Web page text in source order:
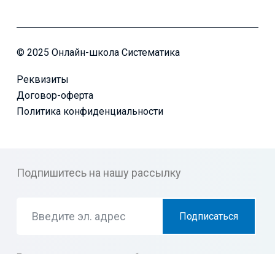
© 2025 Онлайн-школа Систематика
Реквизиты
Договор-оферта
Политика конфиденциальности
Подпишитесь на нашу рассылку
Подписаться